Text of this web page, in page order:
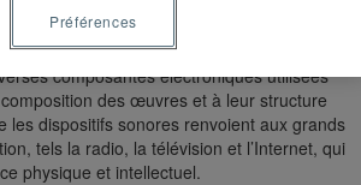
Ses installations sculpturales amplifient
tout en exposant la futilité de certaines de
composantes électroniques utilisées
des œuvres et à leur structure
les dispositifs sonores renvoient aux grands
tels la radio, la télévision et l’Internet, qui
physique et intellectuel.
Préférences